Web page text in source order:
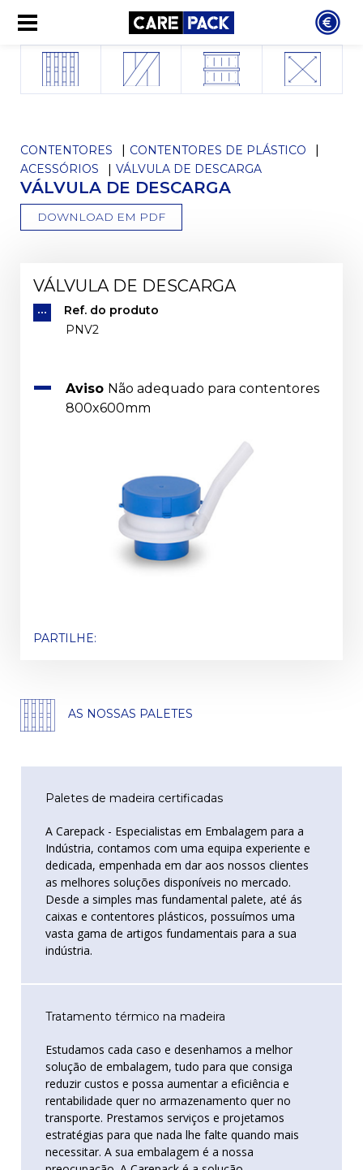
CONTENTORES
CONTENTORES DE PLÁSTICO
ACESSÓRIOS
VÁLVULA DE DESCARGA
VÁLVULA DE DESCARGA
DOWNLOAD EM PDF
VÁLVULA DE DESCARGA
Ref. do produto
PNV2
Aviso Não adequado para contentores
800x600mm
PARTILHE:
AS NOSSAS PALETES
Paletes de madeira certificadas
A Carepack - Especialistas em Embalagem para a
Indústria, contamos com uma equipa experiente e
dedicada, empenhada em dar aos nossos clientes
as melhores soluções disponíveis no mercado.
Desde a simples mas fundamental palete, até ás
caixas e contentores plásticos, possuímos uma
vasta gama de artigos fundamentais para a sua
indústria.
Tratamento térmico na madeira
Estudamos cada caso e desenhamos a melhor
solução de embalagem, tudo para que consiga
reduzir custos e possa aumentar a eficiência e
rentabilidade quer no armazenamento quer no
transporte. Prestamos serviços e projetamos
estratégias para que nada lhe falte quando mais
necessitar. A sua embalagem é a nossa